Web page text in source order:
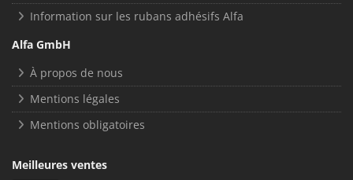
Information sur les rubans adhésifs Alfa
Alfa GmbH
À propos de nous
Mentions légales
Mentions obligatoires
Meilleures ventes